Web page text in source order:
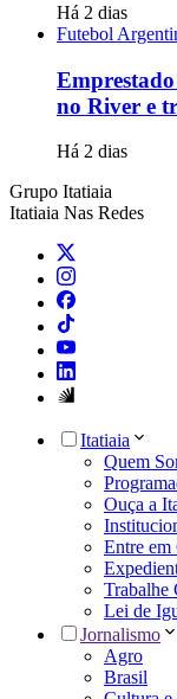
Há 2 dias
Futebol
no River e
Há 2 dias
Grupo Itatiaia
Itatiaia Nas Redes
Itatiaia
Quem
Ouça a
Entre em
Trabalhe
Lei de
Jornalismo
Agro
Brasil